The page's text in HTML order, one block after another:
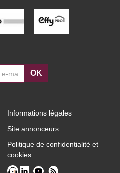
OK
Informations légales
Site annonceurs
Politique de confidentialité et
cookies